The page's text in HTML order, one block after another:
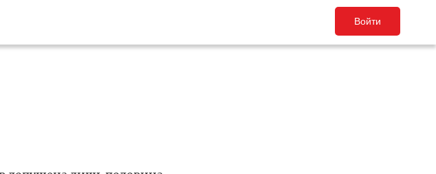
Войти